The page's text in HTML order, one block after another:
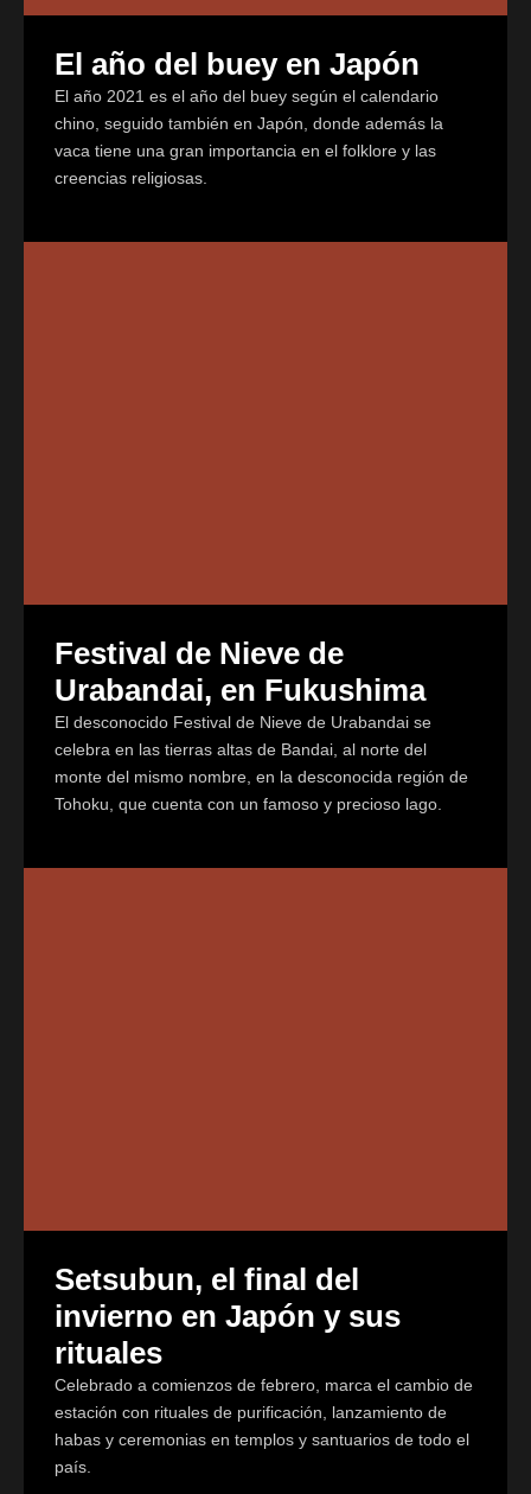
El año del buey en Japón
El año 2021 es el año del buey según el calendario
chino, seguido también en Japón, donde además la
vaca tiene una gran importancia en el folklore y las
creencias religiosas.
Festival de Nieve de
Urabandai, en Fukushima
El desconocido Festival de Nieve de Urabandai se
celebra en las tierras altas de Bandai, al norte del
monte del mismo nombre, en la desconocida región de
Tohoku, que cuenta con un famoso y precioso lago.
Setsubun, el final del
invierno en Japón y sus
rituales
Celebrado a comienzos de febrero, marca el cambio de
estación con rituales de purificación, lanzamiento de
habas y ceremonias en templos y santuarios de todo el
país.